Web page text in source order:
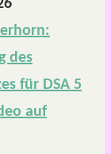
des
für DSA 5
auf